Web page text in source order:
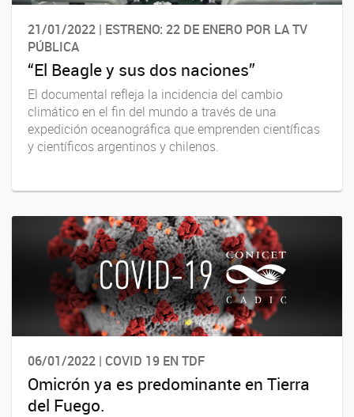
21/01/2022 | ESTRENO: 22 DE ENERO POR LA TV
PÚBLICA
“El Beagle y sus dos naciones”
El documental refleja la incidencia del cambio
climático en el fin del mundo a través de una
expedición oceanográfica que emprenden científicas
y científicos argentinos y chilenos.
06/01/2022 | COVID 19 EN TDF
Omicrón ya es predominante en Tierra
del Fuego.